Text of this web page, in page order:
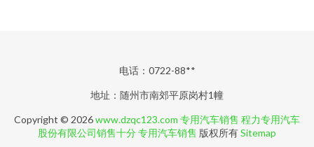
电话：0722-88**
地址：随州市南郊平原岗村1幢
Copyright © 2026www.dzqc123.com 专用汽车销售 程力专用汽车
股份有限公司销售十分专用汽车销售 版权所有Sitemap